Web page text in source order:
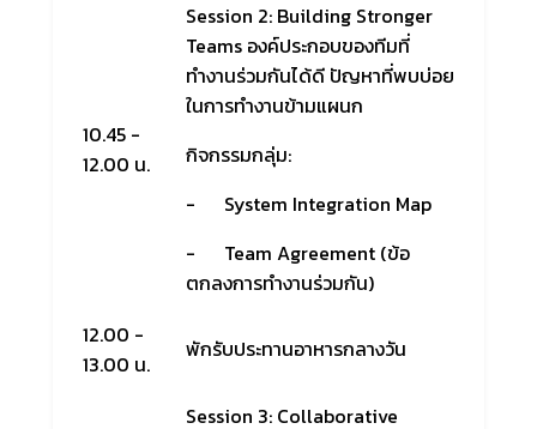
10.45 -
12.00 น.
Session 2: Building Stronger
Teams องค์ประกอบของทีมที่
ทำงานร่วมกันได้ดี ปัญหาที่พบบ่อย
ในการทำงานข้ามแผนก
กิจกรรมกลุ่ม:
- System Integration Map
- Team Agreement (ข้อ
ตกลงการทำงานร่วมกัน)
12.00 -
13.00 น.
พักรับประทานอาหารกลางวัน
Session 3: Collaborative